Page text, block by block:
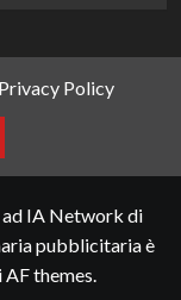
Privacy Policy
IA Network di
pubblicitaria è
AF themes.